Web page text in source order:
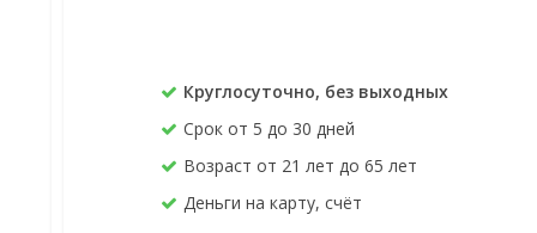
Круглосуточно, без выходных
Срок от 5 до 30 дней
Возраст от 21 лет до 65 лет
Деньги на карту, счёт